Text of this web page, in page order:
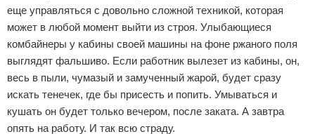
еще управляться с довольно сложной техникой, которая
может в любой момент выйти из строя. Улыбающиеся
комбайнеры у кабины своей машины на фоне ржаного поля
выглядят фальшиво. Если работник вылезет из кабины, он,
весь в пыли, чумазый и замученный жарой, будет сразу
искать тенечек, где бы присесть и попить. Умываться и
кушать он будет только вечером, после заката. А завтра
опять на работу. И так всю страду.